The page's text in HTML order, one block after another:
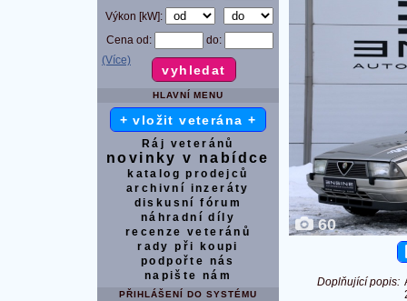
Výkon [kW]:
Cena od:
do:
(Více)
HLAVNÍ MENU
+ vložit veterána +
Ráj veteránů
novinky v nabídce
katalog prodejců
archivní inzeráty
diskusní fórum
náhradní díly
recenze veteránů
rady při koupi
podpořte nás
napište nám
PŘIHLÁŠENÍ DO SYSTÉMU
60
Doplňující popis: